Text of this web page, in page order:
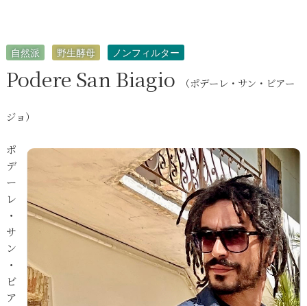
自然派 野生酵母 ノンフィルター
Podere San Biagio （ポデーレ・サン・ビアー
ジョ）
ポ
デ
ー
レ
・
サ
ン
・
ビ
ア